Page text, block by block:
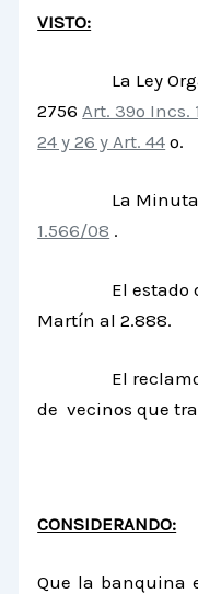
VISTO:
La Ley
2756 Art. 39º Incs.
24 y 26 y Art. 44 º.
La Minuta de
1.566/08 .
El estado
Martín al 2.888.
El reclamo de
de vecinos que
CONSIDERANDO:
Que la banquina